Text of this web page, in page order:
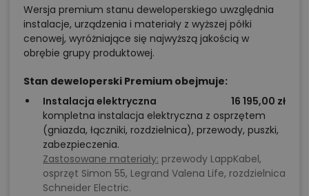
Wersja premium stanu deweloperskiego uwzględnia
instalacje, urządzenia i materiały z wyższej półki
cenowej, wyróżniające się najwyższą jakością w
obrębie grupy produktowej.
Stan deweloperski Premium obejmuje:
Instalacja elektryczna
16 195,00 zł
kompletna instalacja elektryczna z osprzętem
(gniazda, łączniki, rozdzielnica), przewody, puszki,
zabezpieczenia.
Zastosowane materiały: przewody LappKabel,
osprzęt Simon 55, Legrand Valena Life, rozdzielnica
Schneider Electric.